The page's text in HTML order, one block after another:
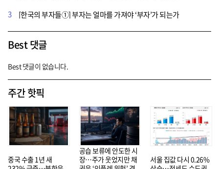
3
[한국의 부자들①] 부자는 얼마를 가져야 ‘부자’가 되는가
Best 댓글
Best 댓글이 없습니다.
주간 핫픽
중국 수출 1년 새
공습 보류에 안도한 시
장…주가 웃었지만 채
서울 집값 다시 0.26%